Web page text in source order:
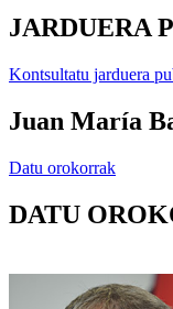
JARDUERA
Kontsultatu jarduera
Juan María
Datu orokorrak
DATU